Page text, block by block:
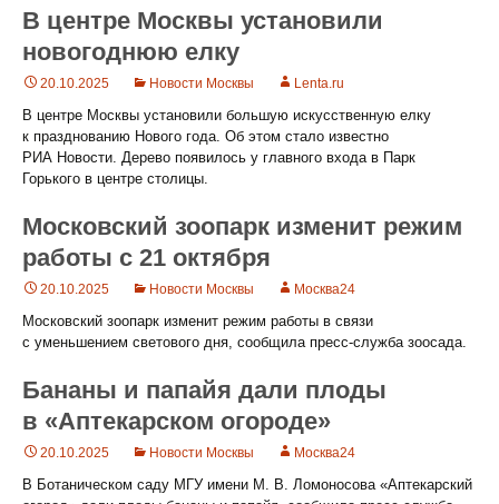
В центре Москвы установили
новогоднюю елку
20.10.2025 Новости Москвы Lenta.ru
В центре Москвы установили большую искусственную елку
к празднованию Нового года. Об этом стало известно
РИА Новости. Дерево появилось у главного входа в Парк
Горького в центре столицы.
Московский зоопарк изменит режим
работы с 21 октября
20.10.2025 Новости Москвы Москва24
Московский зоопарк изменит режим работы в связи
с уменьшением светового дня, сообщила пресс-служба зоосада.
Бананы и папайя дали плоды
в «Аптекарском огороде»
20.10.2025 Новости Москвы Москва24
В Ботаническом саду МГУ имени М. В. Ломоносова «Аптекарский